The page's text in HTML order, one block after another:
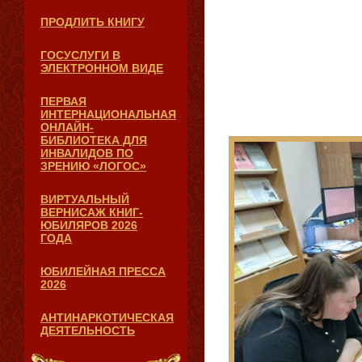
ПРОДЛИТЬ КНИГУ
ГОСУСЛУГИ В
ЭЛЕКТРОННОМ ВИДЕ
ПЕРВАЯ
ИНТЕРНАЦИОНАЛЬНАЯ
ОНЛАЙН-
БИБЛИОТЕКА ДЛЯ
ИНВАЛИДОВ ПО
ЗРЕНИЮ «ЛОГОС»
ВИРТУАЛЬНЫЙ
ВЕРНИСАЖ КНИГ-
ЮБИЛЯРОВ 2026
ГОДА
ЮБИЛЕЙНАЯ ПРЕССА
2026
АНТИНАРКОТИЧЕСКАЯ
ДЕЯТЕЛЬНОСТЬ